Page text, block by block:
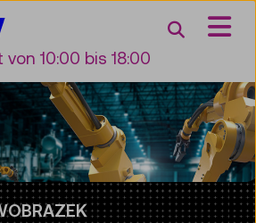
Suche
von 10:00 bis 18:00